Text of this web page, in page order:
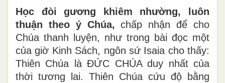
Học đòi gương khiêm nhường,
luôn
thuận theo ý Chúa,chấp nhận để cho
Chúa thanh luyện, như trong bài đọc một
của giờ Kinh Sách, ngôn sứ Isaia cho thấy:
Thiên Chúa là ĐỨC CHÚA duy nhất của
thời tương lai. Thiên Chúa cứu độ bằng